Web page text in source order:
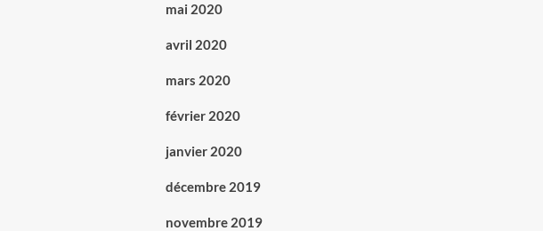
mai 2020
avril 2020
mars 2020
février 2020
janvier 2020
décembre 2019
novembre 2019